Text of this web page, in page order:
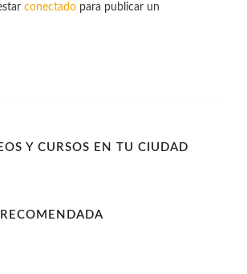
conectadopara publicar un
Y CURSOS EN TU CIUDAD